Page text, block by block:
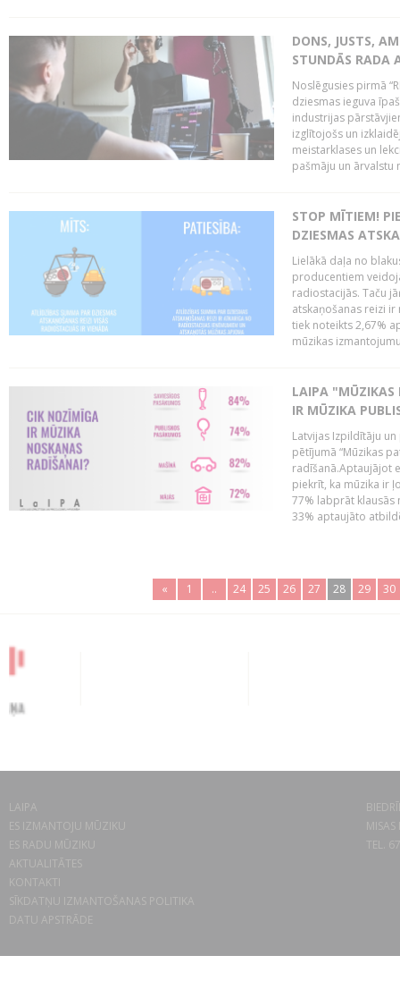
DONS, JUSTS,
STUNDĀS RADA
Noslēgusies pirmā
dziesmas ieguva
industrijas
izglītojošs un
meistarklases un
pašmāju un ārvalstu
STOP MĪTIEM!
DZIESMAS
Lielākā daļa no
producentiem
radiostacijās. Taču
atskaņošanas reizi
tiek noteikts 2,67%
mūzikas
LAIPA "MŪZIKAS
IR MŪZIKA
Latvijas Izpildītāju
pētījumā “Mūzikas
radīšanā.Aptaujājot
piekrīt, ka mūzika ir
77% labprāt klausās
33% aptaujāto
« 1 .. 24 25 26 27 28 29 30
LAIPA
ES IZMANTOJU MŪZIKU
ES RADU MŪZIKU
AKTUALITĀTES
KONTAKTI
SĪKDATŅU IZMANTOŠANAS POLITIKA
DATU APSTRĀDE
TEL.